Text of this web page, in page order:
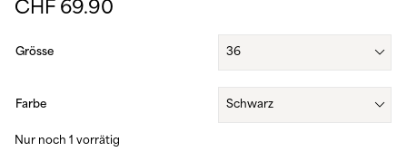
CHF 69.90
Grösse
Farbe
Nur noch 1 vorrätig